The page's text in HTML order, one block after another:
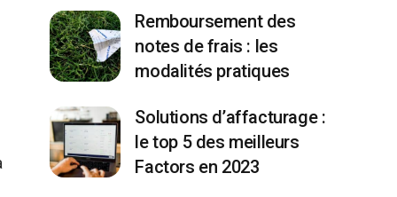
Remboursement des
notes de frais : les
modalités pratiques
Solutions d’affacturage :
le top 5 des meilleurs
Factors en 2023